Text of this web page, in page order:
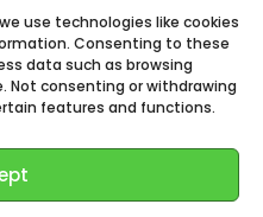
use technologies like cookies
Consenting to these
data such as browsing
Not consenting or withdrawing
features and functions.
🧭
la casa para
flecha para